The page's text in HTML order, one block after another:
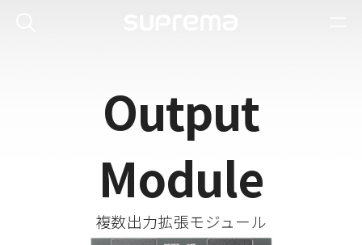
Output
Module
複数出力拡張モジュール